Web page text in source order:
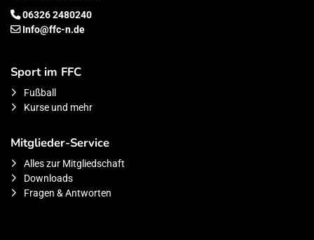
06326 2480240
Info@ffc-n.de
Sport im FFC
Fußball
Kurse und mehr
Mitglieder-Service
Alles zur Mitgliedschaft
Downloads
Fragen & Antworten